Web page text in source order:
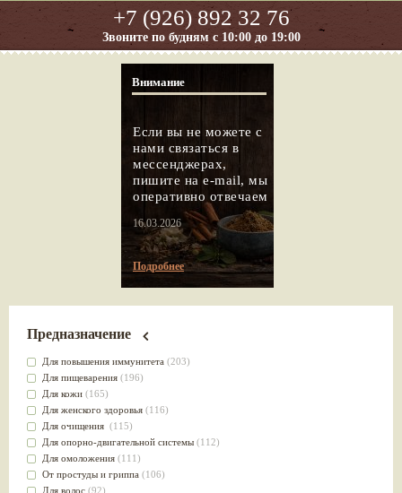
+7 (926) 892 32 76
Звоните по будням с 10:00 до 19:00
Внимание
Если вы не можете с
нами связаться в
мессенджерах,
пишите на e-mail, мы
оперативно отвечаем
16.03.2026
Подробнее
Предназначение
Для повышения иммунитета (203)
Для пищеварения (196)
Для кожи (165)
Для женского здоровья (116)
Для очищения (115)
Для опорно-двигательной системы (112)
Для омоложения (111)
От простуды и гриппа (106)
Для волос (92)